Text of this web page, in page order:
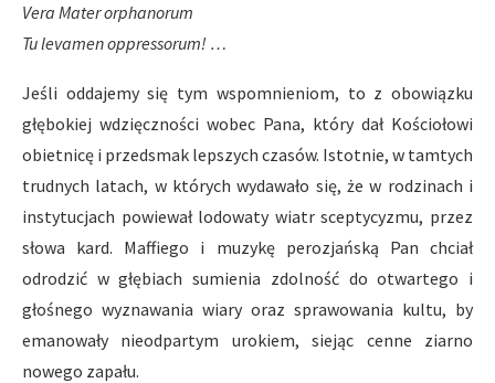
Vera Mater orphanorum
Tu levamen oppressorum! …
Jeśli oddajemy się tym wspomnieniom, to z obowiązku
głębokiej wdzięczności wobec Pana, który dał Kościołowi
obietnicę i przedsmak lepszych czasów. Istotnie, w tamtych
trudnych latach, w których wydawało się, że w rodzinach i
instytucjach powiewał lodowaty wiatr sceptycyzmu, przez
słowa kard. Maffiego i muzykę perozjańską Pan chciał
odrodzić w głębiach sumienia zdolność do otwartego i
głośnego wyznawania wiary oraz sprawowania kultu, by
emanowały nieodpartym urokiem, siejąc cenne ziarno
nowego zapału.